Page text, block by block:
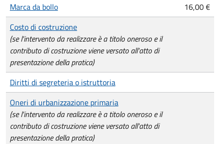
Marca da bollo
16,00 €
Costo di costruzione
(se l'intervento da realizzare è a titolo oneroso e il
contributo di costruzione viene versato all'atto di
presentazione della pratica)
Diritti di segreteria o istruttoria
Oneri di urbanizzazione primaria
(se l'intervento da realizzare è a titolo oneroso e il
contributo di costruzione viene versato all'atto di
presentazione della pratica)